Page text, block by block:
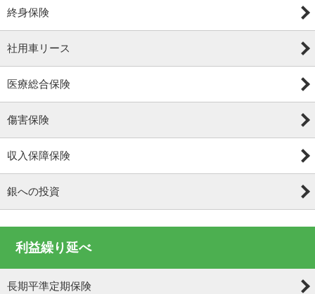
終身保険
社用車リース
医療総合保険
傷害保険
収入保障保険
銀への投資
利益繰り延べ
長期平準定期保険